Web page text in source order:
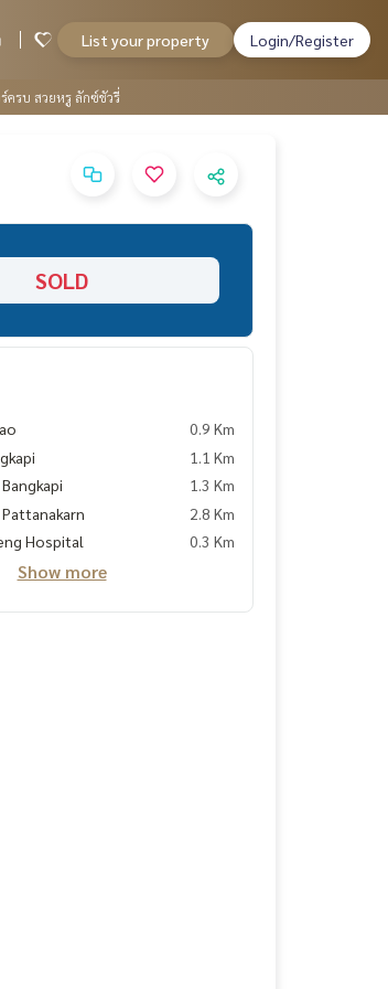
List your property Login/Register
ครบ สวยหรู ลักซ์ชัวรี่
SOLD
0.9 Km
1.1 Km
1.3 Km
2.8 Km
Hospital
0.3 Km
Show more